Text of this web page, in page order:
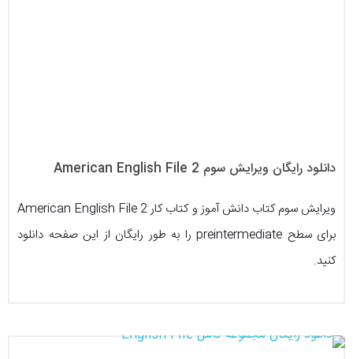
دانلود رایگان ویرایش سوم American English File 2
ویرایش سوم کتاب دانش آموز و کتاب کار American English File 2
برای سطح preintermediate را به طور رایگان از این صفحه دانلود
کنید.